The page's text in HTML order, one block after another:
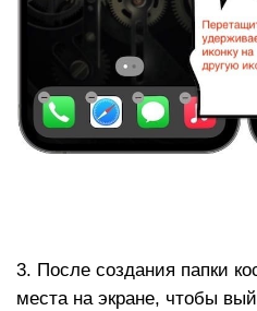
3. После создания папки
места на экране, чтобы